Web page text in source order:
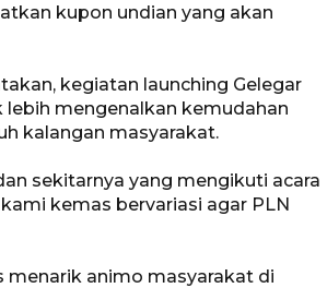
kupon undian yang akan
kegiatan launching Gelegar
mengenalkan kemudahan
kalangan masyarakat.
sekitarnya yang mengikuti acara
kemas bervariasi agar PLN
menarik animo masyarakat di